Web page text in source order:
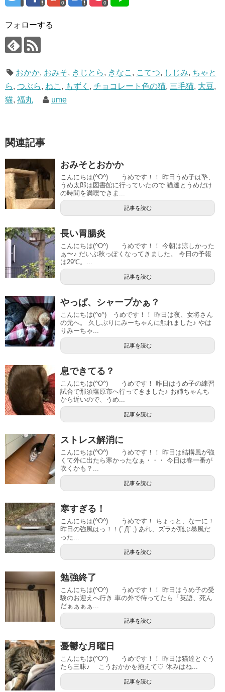
0 0
フォローする
おかか, おみそ, きじとら, きなこ , こてつ, しじみ, ちゃと
ら, つぶら, ねこ , もずく , チョコレート色の猫, 三毛猫, 大豆,
猫, 福丸 ume
関連記事
おみそとおかか
こんにちは(^O^) うめです！！ 昨日うめ子は塾、
うめ太郎は図書館に行っていたので 猫達とうめだけ
の時間を満喫できま...
記事を読む
長い胃腸炎
こんにちは(^O^) うめです！！ 今朝は涼しかった
ぁ〜♪ だいぶ秋っぽくなってきました。 今日の予報
は29℃。...
記事を読む
やっぱ、シャープかぁ？
こんにちは(^o^) うめです！！ 昨日は夜、女将さん
の元へ。 久しぶりにみーちゃんに触れました♪ やは
りみーちゃ...
記事を読む
息できてる？
こんにちは(^O^) うめです！ 昨日はうめ子の練習
試合で那須塩原市へ行ってきました♪ お姉ちゃんち
から近いので、うめ...
記事を読む
ストレス解消に
こんにちは(^O^) うめです！！ 昨日は結構風が強
くて外に出たら寒かったなぁ・・・ 今日は春一番が
吹くかも？...
記事を読む
寒すぎる！
こんにちは(^O^) うめです！ ちょっと、なーに！
昨日の強風はっ！！(ﾟДﾟ;) あれ、ズラが飛ぶ暴風だ
った...
記事を読む
勉強終了
こんにちは(^O^) うめです！！ 昨日はうめ子の受
験のお迎えへ行き 車の外で待ってたら「英語、死ん
だぁぁぁぁ...
記事を読む
憂鬱な月曜日
こんにちは(^O^) うめです！！ 昨日は猫達とぐう
たら三昧♪ こうおかかを抱えて♡ 休みはね...
記事を読む